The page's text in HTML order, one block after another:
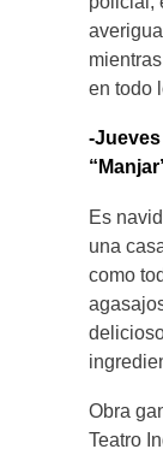
en todo
-
Es
una
como
Obra
Teatro